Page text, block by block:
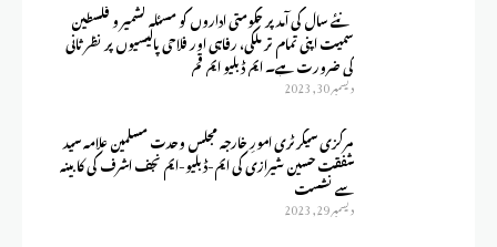
نئے سال کی آمد پر حکومتی اداروں کو مسئلہ کشمیر و فلسطین
سمیت اپنی تمام تر ملکی، رفاہی اور فلاحی پالیسیوں پر نظر ثانی
کی ضرورت ہے۔ ایم ڈبلیو ایم قم
ديسمبر 30, 2023
مرکزی سیکرٹری امورِ خارجہ مجلس وحدت مسلمین علامہ سید
شفقت حسین شیرازی کی ایم-ڈبلیو-ایم نجف اشرف کی کابینہ
سے نشست
ديسمبر 29, 2023